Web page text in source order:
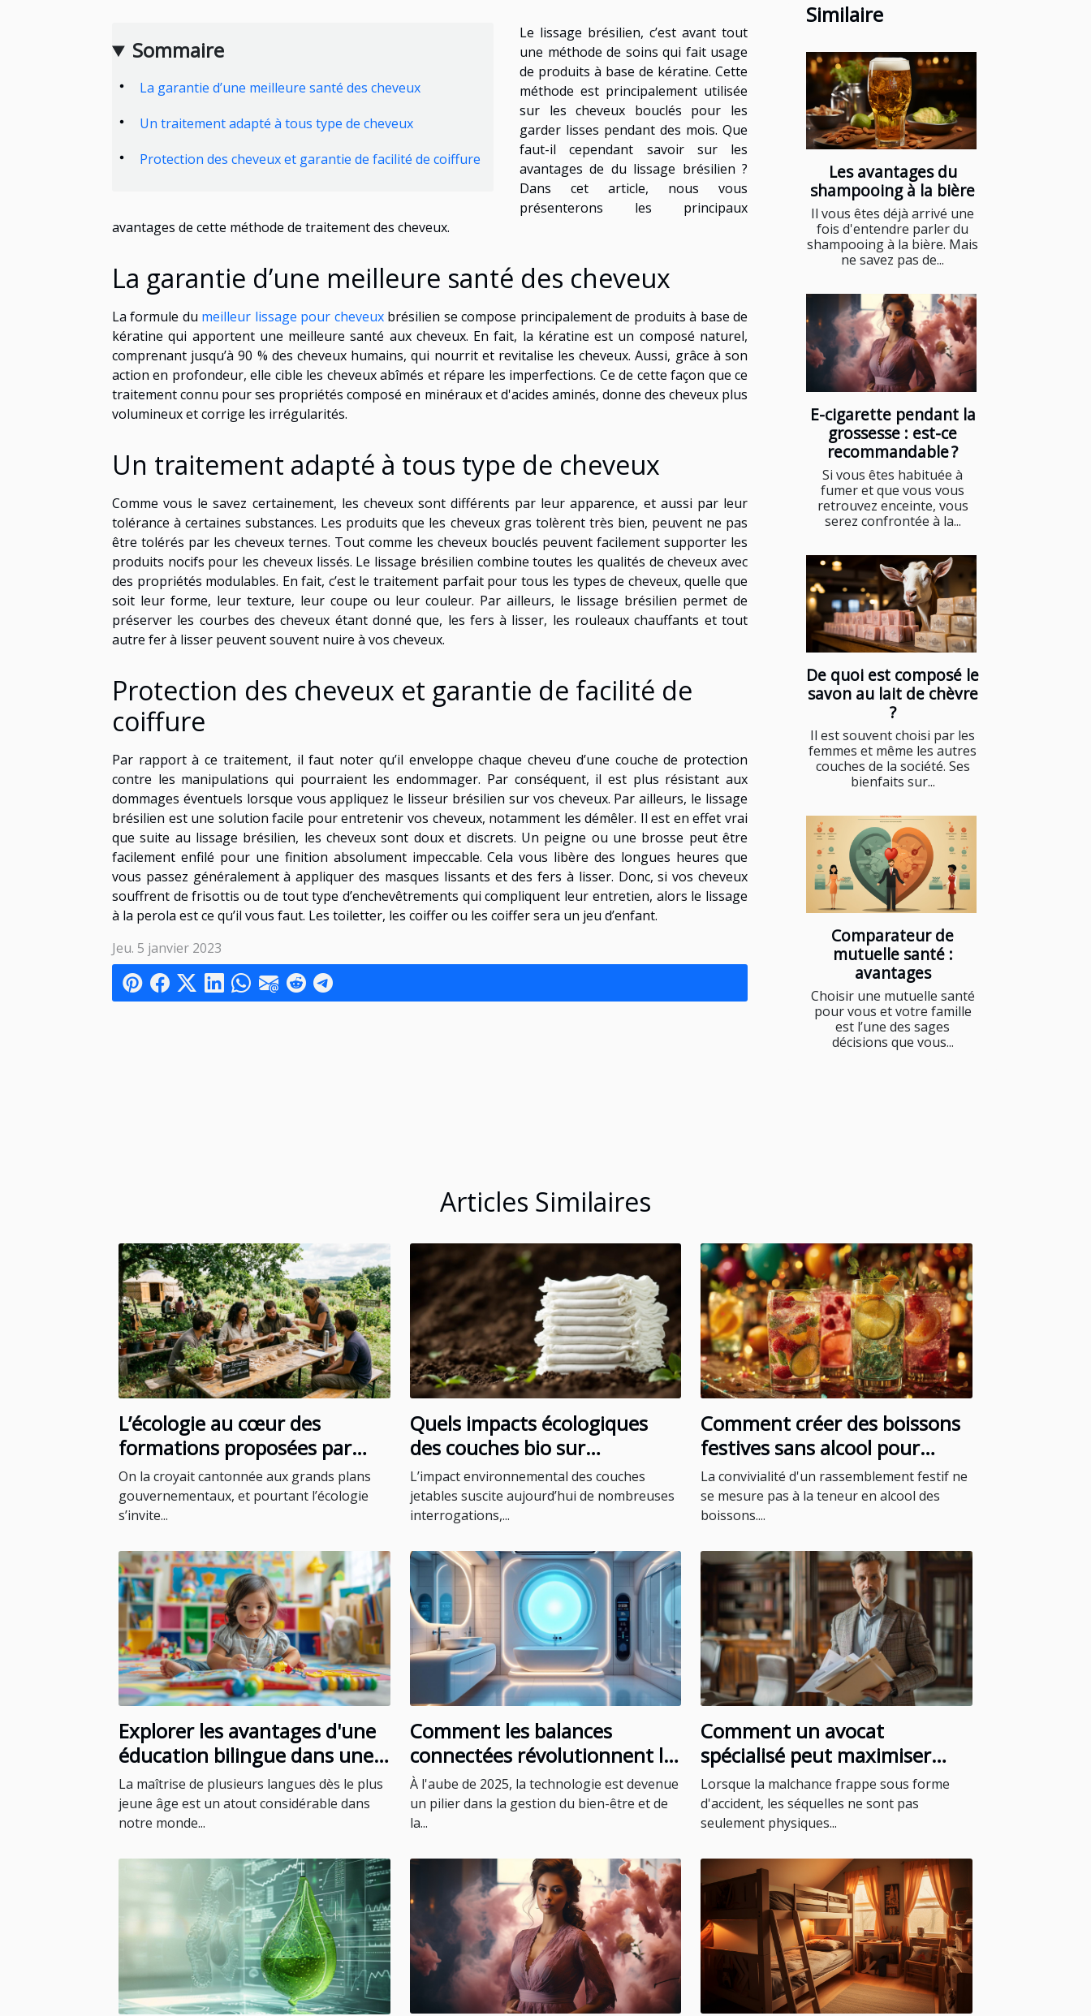
Sommaire
La garantie d’une meilleure santé des cheveux
Un traitement adapté à tous type de cheveux
Protection des cheveux et garantie de facilité de coiffure
Le lissage brésilien, c’est avant tout
une méthode de soins qui fait usage
de produits à base de kératine. Cette
méthode est principalement utilisée
sur les cheveux bouclés pour les
garder lisses pendant des mois. Que
faut-il cependant savoir sur les
avantages de du lissage brésilien ?
Dans cet article, nous vous
présenterons les principaux
avantages de cette méthode de traitement des cheveux.
La garantie d’une meilleure santé des cheveux
La formule du meilleur lissage pour cheveuxbrésilien se compose principalement de produits à base de
kératine qui apportent une meilleure santé aux cheveux. En fait, la kératine est un composé naturel,
comprenant jusqu’à 90 % des cheveux humains, qui nourrit et revitalise les cheveux. Aussi, grâce à son
action en profondeur, elle cible les cheveux abîmés et répare les imperfections. Ce de cette façon que ce
traitement connu pour ses propriétés composé en minéraux et d'acides aminés, donne des cheveux plus
volumineux et corrige les irrégularités.
Un traitement adapté à tous type de cheveux
Comme vous le savez certainement, les cheveux sont différents par leur apparence, et aussi par leur
tolérance à certaines substances. Les produits que les cheveux gras tolèrent très bien, peuvent ne pas
être tolérés par les cheveux ternes. Tout comme les cheveux bouclés peuvent facilement supporter les
produits nocifs pour les cheveux lissés. Le lissage brésilien combine toutes les qualités de cheveux avec
des propriétés modulables. En fait, c’est le traitement parfait pour tous les types de cheveux, quelle que
soit leur forme, leur texture, leur coupe ou leur couleur. Par ailleurs, le lissage brésilien permet de
préserver les courbes des cheveux étant donné que, les fers à lisser, les rouleaux chauffants et tout
autre fer à lisser peuvent souvent nuire à vos cheveux.
Protection des cheveux et garantie de facilité de
coiffure
Par rapport à ce traitement, il faut noter qu’il enveloppe chaque cheveu d’une couche de protection
contre les manipulations qui pourraient les endommager. Par conséquent, il est plus résistant aux
dommages éventuels lorsque vous appliquez le lisseur brésilien sur vos cheveux. Par ailleurs, le lissage
brésilien est une solution facile pour entretenir vos cheveux, notamment les démêler. Il est en effet vrai
que suite au lissage brésilien, les cheveux sont doux et discrets. Un peigne ou une brosse peut être
facilement enfilé pour une finition absolument impeccable. Cela vous libère des longues heures que
vous passez généralement à appliquer des masques lissants et des fers à lisser. Donc, si vos cheveux
souffrent de frisottis ou de tout type d’enchevêtrements qui compliquent leur entretien, alors le lissage
à la perola est ce qu’il vous faut. Les toiletter, les coiffer ou les coiffer sera un jeu d’enfant.
Jeu. 5 janvier 2023
Similaire
Les avantages du
shampooing à la bière
Il vous êtes déjà arrivé une
fois d'entendre parler du
shampooing à la bière. Mais
ne savez pas de...
E-cigarette pendant la
grossesse : est-ce
recommandable ?
Si vous êtes habituée à
fumer et que vous vous
retrouvez enceinte, vous
serez confrontée à la...
De quoi est composé le
savon au lait de chèvre
?
Il est souvent choisi par les
femmes et même les autres
couches de la société. Ses
bienfaits sur...
Comparateur de
mutuelle santé :
avantages
Choisir une mutuelle santé
pour vous et votre famille
est l’une des sages
décisions que vous...
Articles Similaires
L’écologie au cœur des
formations proposées par
certains blogs instruments
On la croyait cantonnée aux grands plans
gouvernementaux, et pourtant l’écologie
s’invite...
Quels impacts écologiques
des couches bio sur
l'environnement ?
L’impact environnemental des couches
jetables suscite aujourd’hui de nombreuses
interrogations,...
Comment créer des boissons
festives sans alcool pour
toutes les occasions
La convivialité d'un rassemblement festif ne
se mesure pas à la teneur en alcool des
boissons....
Explorer les avantages d'une
éducation bilingue dans une
école maternelle privée
La maîtrise de plusieurs langues dès le plus
jeune âge est un atout considérable dans
notre monde...
Comment les balances
connectées révolutionnent le
suivi de la santé en 2025
À l'aube de 2025, la technologie est devenue
un pilier dans la gestion du bien-être et de
la...
Comment un avocat
spécialisé peut maximiser
l'indemnisation après un
accident
Lorsque la malchance frappe sous forme
d'accident, les séquelles ne sont pas
seulement physiques...